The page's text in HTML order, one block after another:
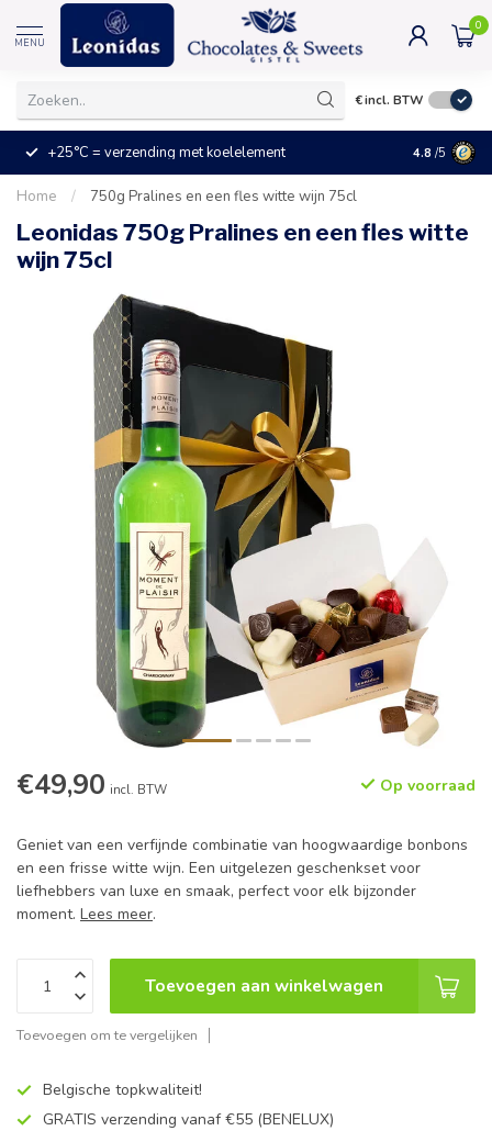
MENU
0
€incl. BTW
+25°C = verzending met koelelement Kleine
4.8 /5
Home / 750g Pralines en een fles witte wijn 75cl
Leonidas 750g Pralines en een fles witte
wijn 75cl
€49,90 incl. BTW Op voorraad
Geniet van een verfijnde combinatie van hoogwaardige bonbons
en een frisse witte wijn. Een uitgelezen geschenkset voor
liefhebbers van luxe en smaak, perfect voor elk bijzonder
moment. Lees meer.
Toevoegen aan winkelwagen
Toevoegen om te vergelijken
Belgische topkwaliteit!
GRATIS verzending vanaf €55 (BENELUX)